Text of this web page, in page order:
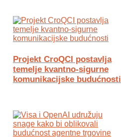
Projekt CroQCI postavlja
temelje kvantno-sigurne
komunikacijske budućnosti